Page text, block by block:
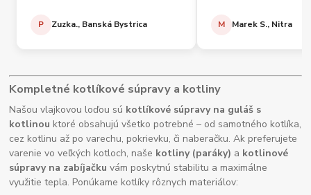
P Zuzka., Banská Bystrica M Marek S., Nitra
Kompletné kotlíkové súpravy a kotliny
Našou vlajkovou loďou sú kotlíkové súpravy na guláš s
kotlinou ktoré obsahujú všetko potrebné – od samotného kotlíka,
cez kotlinu až po varechu, pokrievku, či naberačku. Ak preferujete
varenie vo veľkých kotloch, naše kotliny (paráky) a kotlinové
súpravy na zabíjačku vám poskytnú stabilitu a maximálne
využitie tepla. Ponúkame kotlíky rôznych materiálov: